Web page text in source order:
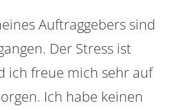
Auftraggebers sind
Der Stress ist
ich freue mich sehr auf
Ich habe keinen